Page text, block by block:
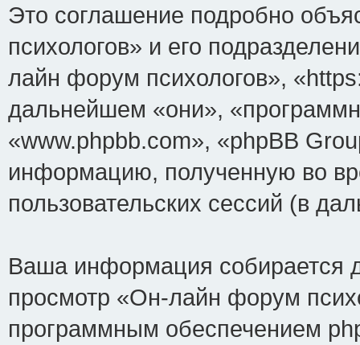
Это соглашение подробно
психологов» и его
лайн форум психологов»,
дальнейшем «они»,
«www.phpbb.com», «phpBB
информацию, полученную во
пользовательских сессий (в
Ваша информация собирается
просмотр «Он-лайн форум
программным обеспечением